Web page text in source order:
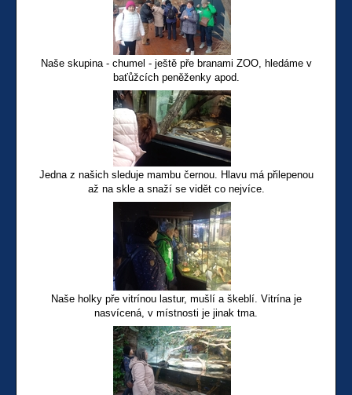
Naše skupina - chumel - ještě pře branami ZOO, hledáme v
baťůžcích peněženky apod.
Jedna z našich sleduje mambu černou. Hlavu má přilepenou
až na skle a snaží se vidět co nejvíce.
Naše holky pře vitrínou lastur, mušlí a škeblí. Vitrína je
nasvícená, v místnosti je jinak tma.